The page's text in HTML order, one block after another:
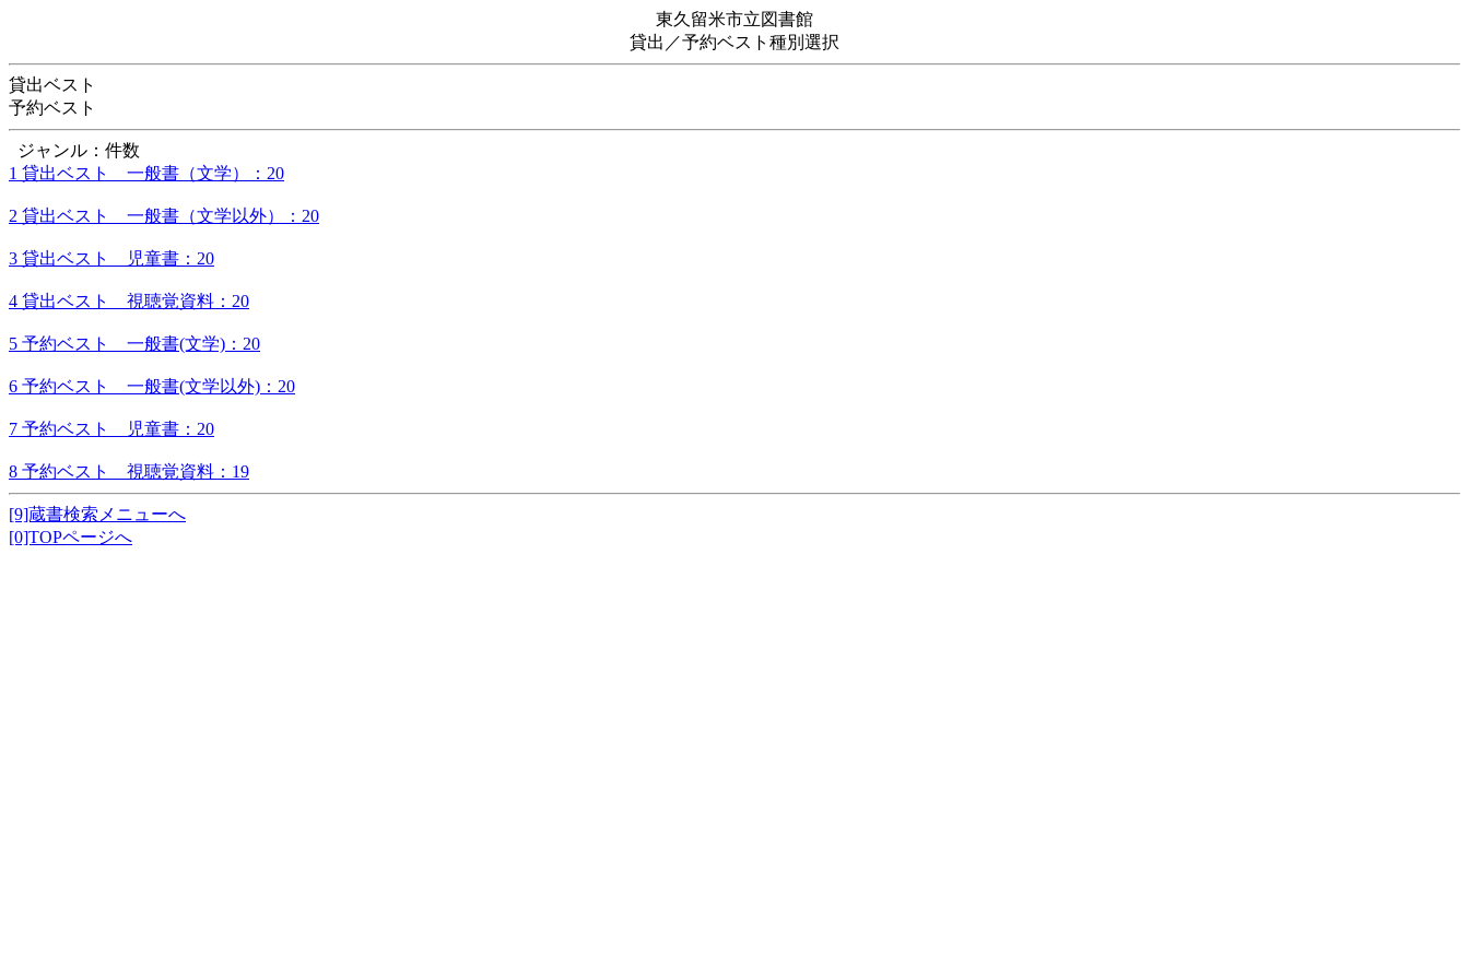
東久留米市立図書館
貸出／予約ベスト種別選択
貸出ベスト
予約ベスト
ジャンル：件数
1 貸出ベスト 一般書（文学）：20
2 貸出ベスト 一般書（文学以外）：20
3 貸出ベスト 児童書：20
4 貸出ベスト 視聴覚資料：20
5 予約ベスト 一般書(文学)：20
6 予約ベスト 一般書(文学以外)：20
7 予約ベスト 児童書：20
8 予約ベスト 視聴覚資料：19
[9]蔵書検索メニューへ
[0]TOPページへ